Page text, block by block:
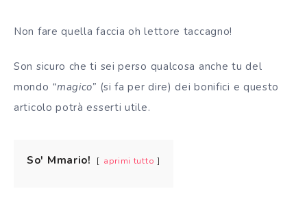
Non fare quella faccia oh lettore taccagno!
Son sicuro che ti sei perso qualcosa anche tu del
mondo “magico” (si fa per dire) dei bonifici e questo
articolo potrà esserti utile.
So' Mmario! aprimi tutto